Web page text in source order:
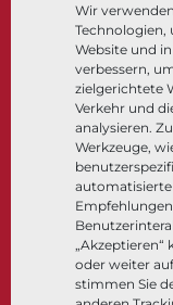
Wir
Technologien,
Website und
verbessern,
zielgerichtete
Verkehr und
analysieren.
Werkzeuge,
„Akzeptieren“
oder weiter
stimmen Sie
Antriebe |
Steuer- und
Tieftemperatur​​​​​​​
Über
Standorte
Nachhaltigkeit
Kundenportal